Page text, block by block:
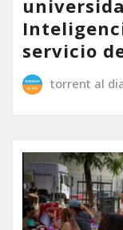
servicio
torrent al